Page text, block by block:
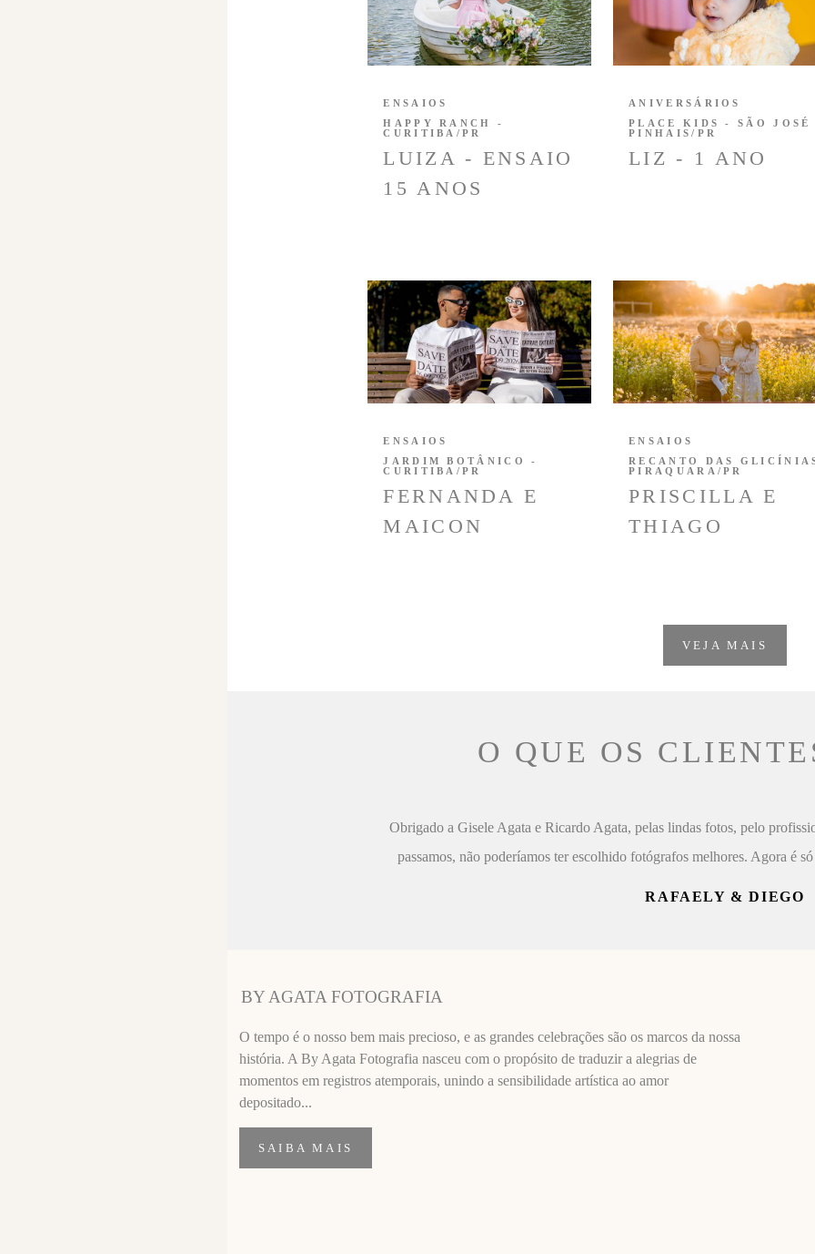
LUIZA - ENSAIO
15 ANOS
ENSAIOS
HAPPY RANCH -
CURITIBA/PR
LIZ - 1 ANO
ANIVERSÁRIOS
PLACE KIDS - SÃO JOSÉ
PINHAIS/PR
FERNANDA E
MAICON
ENSAIOS
JARDIM BOTÂNICO -
CURITIBA/PR
PRISCILLA E
THIAGO
ENSAIOS
RECANTO DAS
PIRAQUARA/PR
VEJA MAIS
O QUE OS
Obrigado a Gisele Agata e Ricardo Agata, pelas lindas fotos, pelo
passamos, não poderíamos ter escolhido fotógrafos melhores. Agora é
RAFAELY & DIEGO
BY AGATA FOTOGRAFIA
O tempo é o nosso bem mais precioso, e as grandes celebrações são os marcos da nossa
história. A By Agata Fotografia nasceu com o propósito de traduzir a alegrias de
momentos em registros atemporais, unindo a sensibilidade artística ao amor
depositado...
SAIBA MAIS